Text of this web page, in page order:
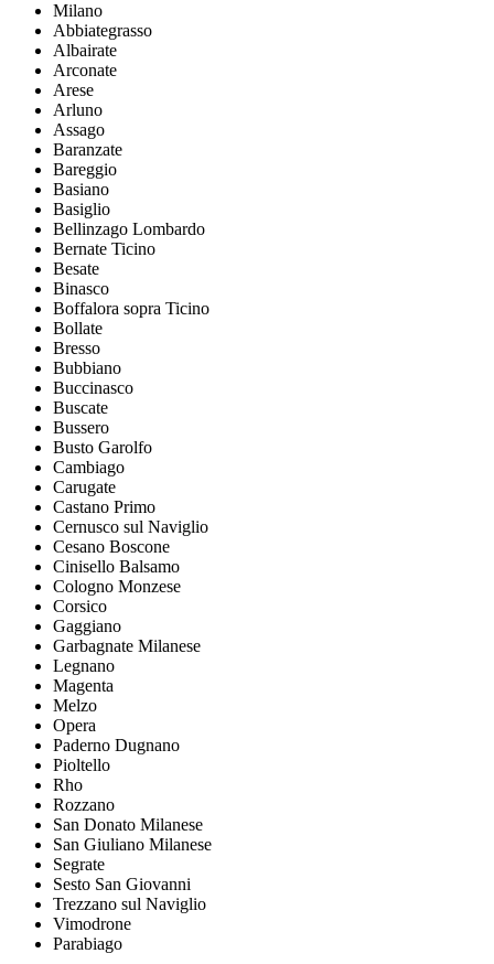
Milano
Abbiategrasso
Albairate
Arconate
Arese
Arluno
Assago
Baranzate
Bareggio
Basiano
Basiglio
Bellinzago Lombardo
Bernate Ticino
Besate
Binasco
Boffalora sopra Ticino
Bollate
Bresso
Bubbiano
Buccinasco
Buscate
Bussero
Busto Garolfo
Cambiago
Carugate
Castano Primo
Cernusco sul Naviglio
Cesano Boscone
Cinisello Balsamo
Cologno Monzese
Corsico
Gaggiano
Garbagnate Milanese
Legnano
Magenta
Melzo
Opera
Paderno Dugnano
Pioltello
Rho
Rozzano
San Donato Milanese
San Giuliano Milanese
Segrate
Sesto San Giovanni
Trezzano sul Naviglio
Vimodrone
Parabiago